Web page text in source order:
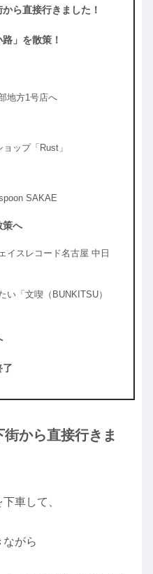
ら直接行きました！
」を散策！
地方1号店へ
ップ「Rust」
SAKAE
策へ
イスレコード名古屋 中日
い「文喫（BUNKITSU）
了
から直接行きま
車して、
がら